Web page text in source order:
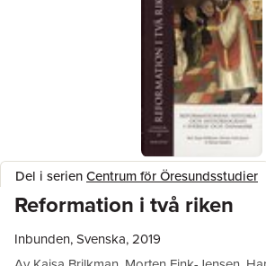
Del i serienCentrum för Öresundsstudier
Reformation i två riken
Inbunden, Svenska, 2019